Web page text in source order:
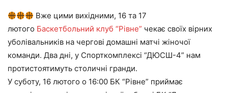
Вже цими вихідними, 16 та 17
лютого Баскетбольний клуб “Рівне” чекає своїх вірних
уболівальників на чергові домашні матчі жіночої
команди. Два дні, у Спорткомплексі “ДЮСШ-4” нам
протистоятимуть столичні гранди.
У суботу, 16 лютого о 16:00 БК “Рівне” приймає